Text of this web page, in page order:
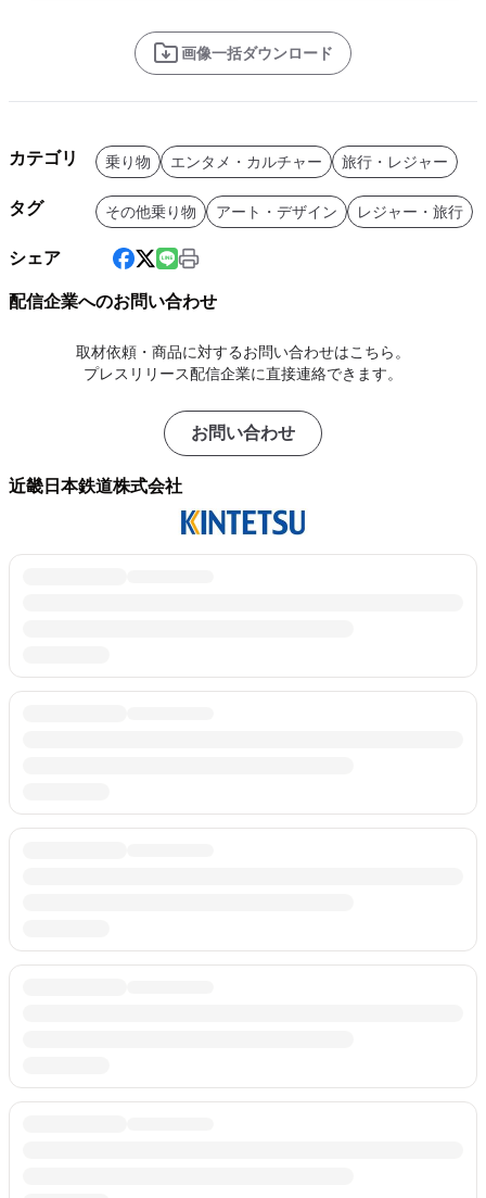
画像一括ダウンロード
カテゴリ 乗り物 エンタメ・カルチャー 旅行・レジャー
タグ その他乗り物 アート・デザイン レジャー・旅行
シェア
配信企業へのお問い合わせ
取材依頼・商品に対するお問い合わせはこちら。
プレスリリース配信企業に直接連絡できます。
お問い合わせ
近畿日本鉄道株式会社